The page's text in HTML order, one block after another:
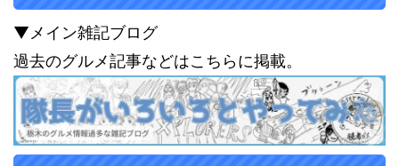
▼メイン雑記ブログ
過去のグルメ記事などはこちらに掲載。